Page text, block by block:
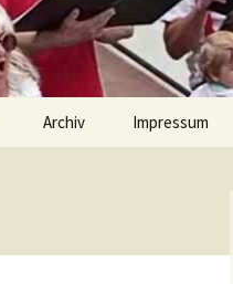
Archiv Impressum